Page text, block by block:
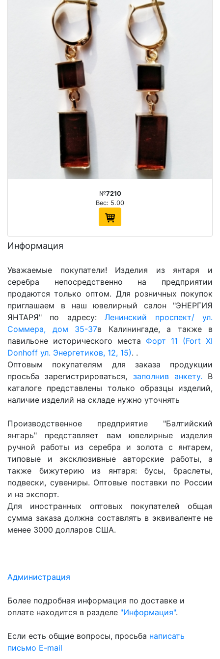
№7210
Вес: 5.00
Информация
Уважаемые покупатели! Изделия из янтаря и
серебра непосредственно на предприятии
продаются только оптом. Для розничных покупок
приглашаем в наш ювелирный салон "ЭНЕРГИЯ
ЯНТАРЯ" по адресу:Ленинский проспект/ ул.
Соммера, дом 35-37в Калинингаде, а также в
павильоне исторического места Форт 11 (Fort XI
Donhoff ул. Энергетиков, 12, 15). .
Оптовым покупателям для заказа продукции
просьба зарегистрироваться, заполнив анкету. В
каталоге представлены только образцы изделий,
наличие изделий на складе нужно уточнять
Производственное предприятие "Балтийский
янтарь" представляет вам ювелирные изделия
ручной работы из серебра и золота с янтарем,
типовые и эксклюзивные авторские работы, а
также бижутерию из янтаря: бусы, браслеты,
подвески, сувениры. Оптовые поставки по России
и на экспорт.
Для иностранных оптовых покупателей общая
сумма заказа должна составлять в эквиваленте не
менее 3000 долларов США.
Администрация
Более подробная информация по доставке и
оплате находится в разделе "Информация".
Если есть общие вопросы, просьба написать
письмо E-mail